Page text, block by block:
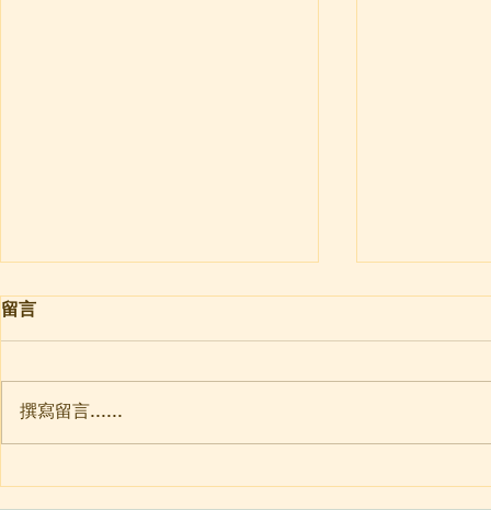
名號實相法
首先講到「名號實相法」的人師是
麼關係呢？講「一生造惡值弘誓」
的道綽禪師，引用《觀經》「下下
品」之文，說「臨終時遇善知識教
煩惱菩提體
则盈: 師兄早
能”這句該做
留言
撰寫留言......